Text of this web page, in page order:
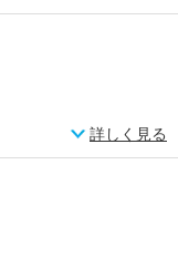
詳しく見る